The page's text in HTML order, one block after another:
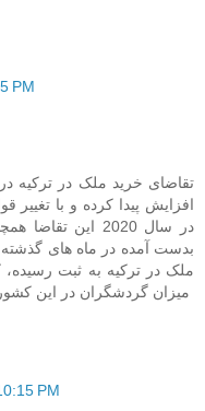
PM
تقاضای خرید ملک در ترکیه
افزایش پیدا کرده و با تغییر
در سال 2020 این
ملک در ترکیه به ثبت
میزان گردشگران در این
PM